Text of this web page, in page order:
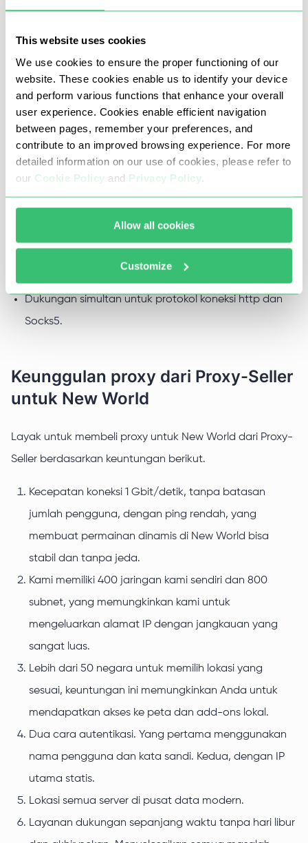
This website uses cookies
We use cookies to ensure the proper functioning of our
website. These cookies enable us to identify your device
and perform various functions that enhance your overall
user experience. Cookies enable efficient navigation
between pages, remember your preferences, and
contribute to an improved browsing experience. For more
detailed information on our use of cookies, please refer to
our Cookie Policy and Privacy Policy
Allow all cookies
Customize
atas tanpa risiko diblokir.
Proxy berkecepatan tinggi untuk
New World dengan ping minimal
berbeda dari proxy lain karena kami memiliki:
Dukungan simultan untuk protokol koneksi http dan
Socks5.
Keunggulan proxy dari Proxy-Seller
untuk New World
Layak untuk membeli proxy untuk New World dari Proxy-
Seller berdasarkan keuntungan berikut.
Kecepatan koneksi 1 Gbit/detik, tanpa batasan
jumlah pengguna, dengan ping rendah, yang
membuat permainan dinamis di New World bisa
stabil dan tanpa jeda.
Kami memiliki 400 jaringan kami sendiri dan 800
subnet, yang memungkinkan kami untuk
mengeluarkan alamat IP dengan jangkauan yang
sangat luas.
Lebih dari 50 negara untuk memilih lokasi yang
sesuai, keuntungan ini memungkinkan Anda untuk
mendapatkan akses ke peta dan add-ons lokal.
Dua cara autentikasi. Yang pertama menggunakan
nama pengguna dan kata sandi. Kedua, dengan IP
utama statis.
Lokasi semua server di pusat data modern.
Layanan dukungan sepanjang waktu tanpa hari libur